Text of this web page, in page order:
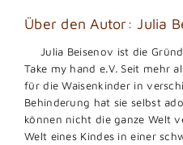
Über den Autor:Julia
Julia Beisenov ist die
Take my hand e.V. Seit mehr
für die Waisenkinder in
Behinderung hat sie selbst
können nicht die ganze Welt
Welt eines Kindes in einer